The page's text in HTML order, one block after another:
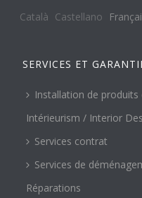
Català Castellano
SERVICES ET
Installation de
Intérieurism / Interior
Services contrat
Services de
Réparations